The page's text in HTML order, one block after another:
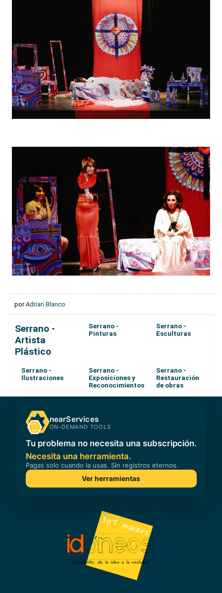
porAdrian Blanco
Serrano -
Artista
Plástico
Serrano -
Pinturas
Serrano -
Esculturas
Serrano -
Ilustraciones
Serrano -
Exposiciones y
Reconocimientos
Serrano -
Restauración
de obras